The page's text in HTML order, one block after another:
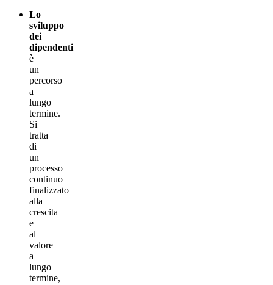
Lo
sviluppo
dei
dipendenti
è
un
percorso
a
lungo
termine.
Si
tratta
di
un
processo
continuo
finalizzato
alla
crescita
e
al
valore
a
lungo
termine,